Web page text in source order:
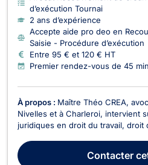
d’exécution Tournai
2 ans d’expérience
Accepte aide pro deo en
Saisie - Procédure d’exécution
Entre 95 € et 120 € HT
Premier rendez-vous de 45
À propos : Maître Théo CREA,
Nivelles et à Charleroi, intervient
juridiques en droit du travail, droit
collaboratif, médiation et
service pour défendre vos ...
Contacter